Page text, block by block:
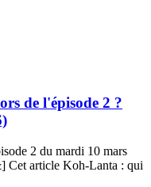
de l'épisode 2 ?
2 du mardi 10 mars
Cet article Koh-Lanta : qui